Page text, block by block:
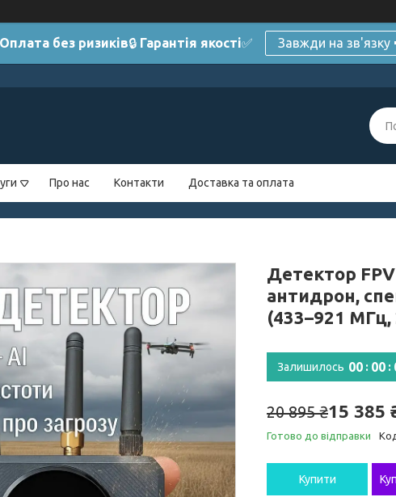
без ризиків🔒 Гарантія якості✅ Завжди на зв'язку
Про нас Контакти Доставка та оплата
Детектор
антидрон,
(433–921
Залишилось 00 00
20 895 ₴15 385
Готово до відправки
Купити